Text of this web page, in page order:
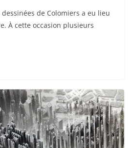
de Colomiers a eu lieu
À cette occasion plusieurs